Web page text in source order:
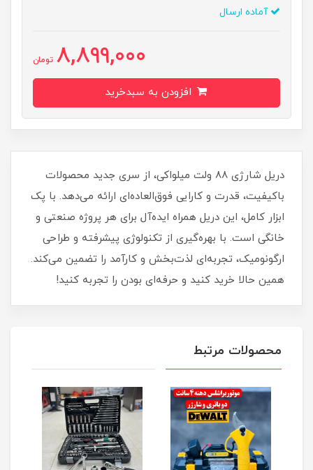
آماده ارسال
8,899,000 تومان
دریل شارژی 88 ولت میلواکی، از سری جدید محصولات
باکیفیت، قدرت و کارایی فوق‌العاده‌ای ارائه می‌دهد. با پک
ابزار کامل، این دریل همراه ایده‌آل برای هر پروژه صنعتی و
خانگی است. با بهره‌گیری از تکنولوژی پیشرفته و طراحی
ارگونومیک، تجربه‌ای لذت‌بخش و کارآمد را تضمین می‌کند.
همین حالا خرید کنید و حرفه‌ای بودن را تجربه کنید!
محصولات مرتبط